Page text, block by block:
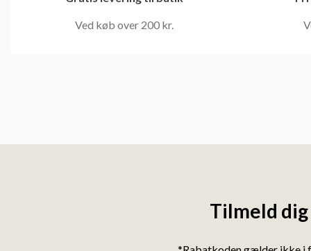
Ved køb over 200 kr.
Tilmeld